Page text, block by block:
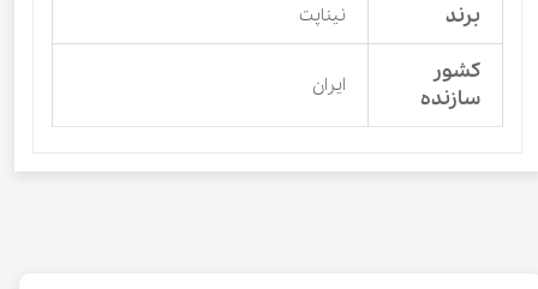
برند نیناپت
کشور
سازنده
ایران